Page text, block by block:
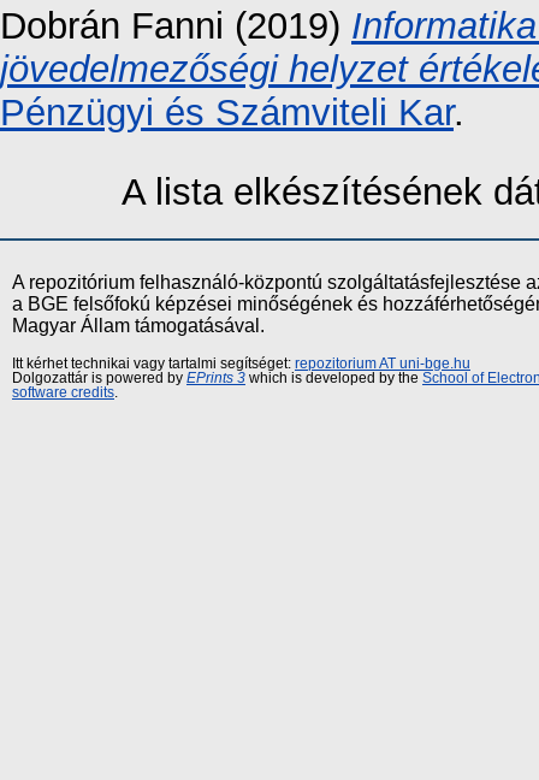
Dobrán Fanni (2019)
jövedelmezőségi helyzet
Pénzügyi és Számviteli Kar.
A lista elkészítésének
A repozitórium felhasználó-központú szolgáltatásfejlesztése
a BGE felsőfokú képzései minőségének és
Magyar Állam támogatásával.
Itt kérhet technikai vagy tartalmi segítséget: repozitorium AT uni-bge.hu
Dolgozattár is powered by EPrints 3 which is developed by the School of
software credits